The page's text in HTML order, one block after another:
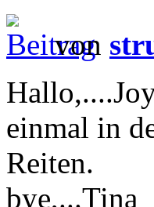
von
einmal in
Reiten.
bye,...Tina